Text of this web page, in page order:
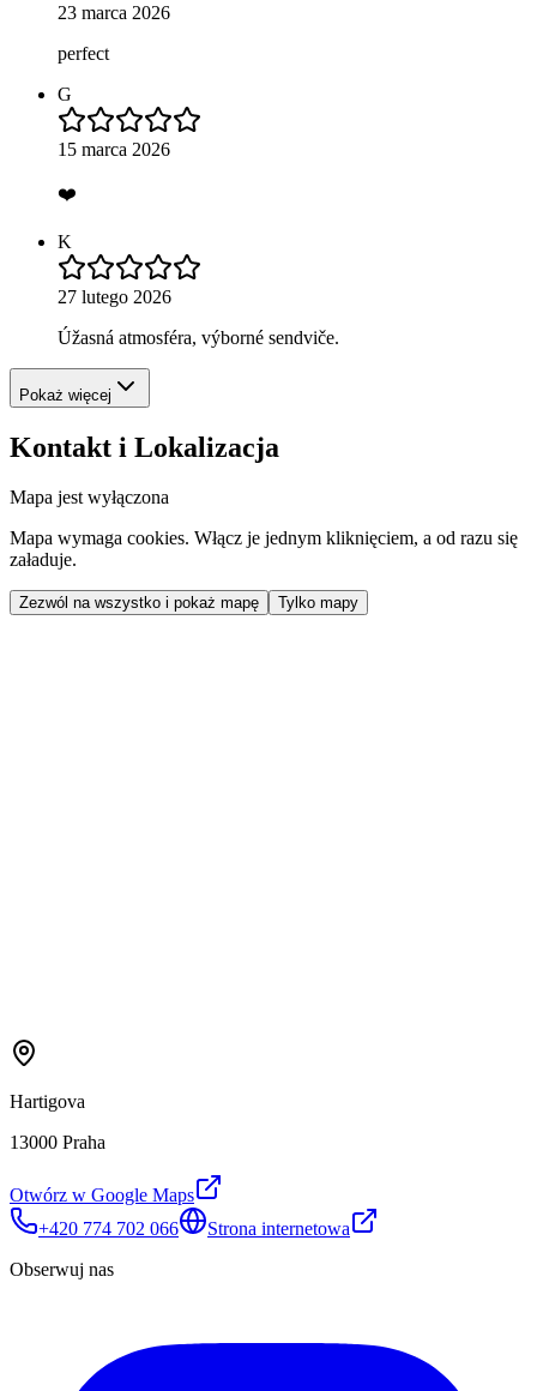
23 marca 2026
perfect
G
15 marca 2026
❤️
K
27 lutego 2026
Úžasná atmosféra, výborné sendviče.
Pokaż więcej
Kontakt i Lokalizacja
Mapa jest wyłączona
Mapa wymaga cookies. Włącz je jednym kliknięciem, a od razu się
załaduje.
Zezwól na wszystko i pokaż mapę Tylko mapy
Hartigova
13000 Praha
Otwórz w Google Maps
+420 774 702 066
Strona internetowa
Obserwuj nas